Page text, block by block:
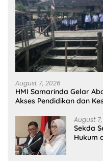
August 7, 2026
HMI Samarinda Gelar
Akses Pendidikan dan
August
Sekda
Hukum